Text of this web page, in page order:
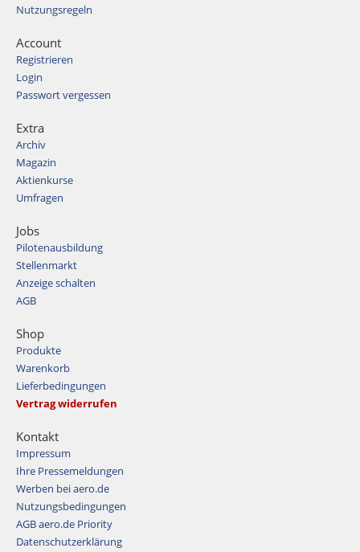
Nutzungsregeln
Account
Registrieren
Login
Passwort vergessen
Extra
Archiv
Magazin
Aktienkurse
Umfragen
Jobs
Pilotenausbildung
Stellenmarkt
Anzeige schalten
AGB
Shop
Produkte
Warenkorb
Lieferbedingungen
Vertrag widerrufen
Kontakt
Impressum
Ihre Pressemeldungen
Werben bei aero.de
Nutzungsbedingungen
AGB aero.de Priority
Datenschutzerklärung